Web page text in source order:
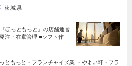
茨城県
ほっともっと』の店舗運営
注・在庫管理 ■シフト作
ともっと・フランチャイズ業 ・やよい軒・フラ